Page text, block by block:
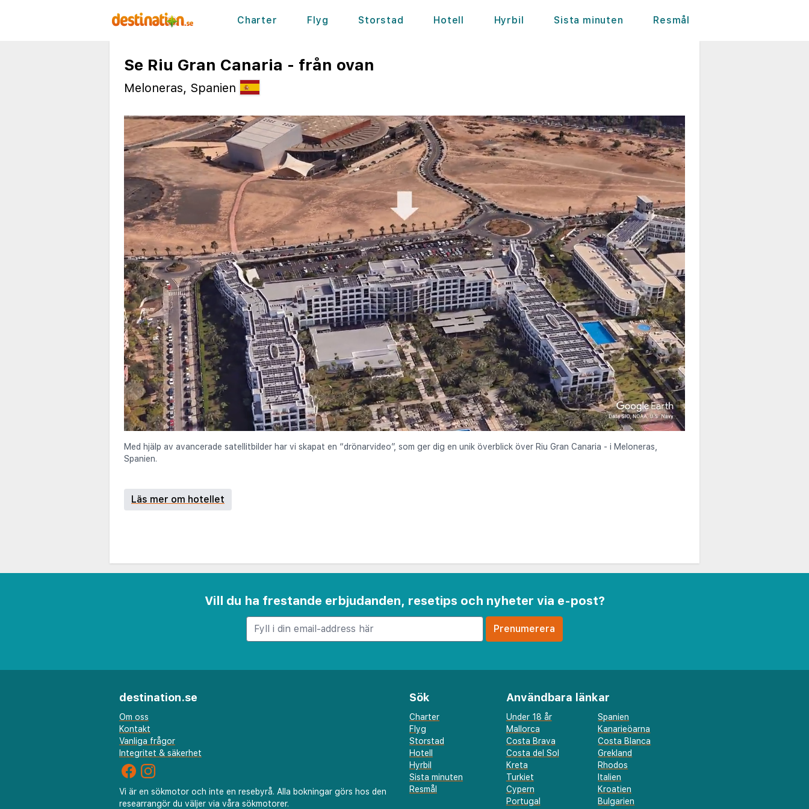
Charter Flyg Storstad Hotell Hyrbil Sista minuten Resmål
Se Riu Gran Canaria - från ovan
Meloneras, Spanien
Med hjälp av avancerade satellitbilder har vi skapat en “drönarvideo”, som ger dig en unik överblick över Riu Gran Canaria - i Meloneras,
Spanien.
Läs mer om hotellet
Vill du ha frestande erbjudanden, resetips och nyheter via e-post?
destination.se
Om oss
Kontakt
Vanliga frågor
Integritet & säkerhet
Vi är en sökmotor och inte en resebyrå. Alla bokningar görs hos den
researrangör du väljer via våra sökmotorer.
Sök
Charter
Flyg
Storstad
Hotell
Hyrbil
Sista minuten
Resmål
Användbara länkar
Under 18 år
Spanien
Mallorca
Kanarieöarna
Costa Brava
Costa Blanca
Costa del Sol
Grekland
Kreta
Rhodos
Turkiet
Italien
Cypern
Kroatien
Portugal
Bulgarien